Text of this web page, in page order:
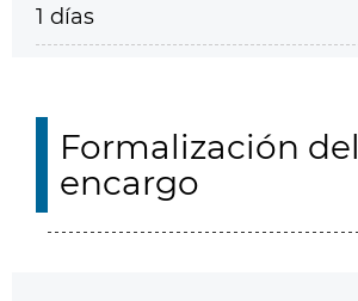
1 días
Formalización del
encargo